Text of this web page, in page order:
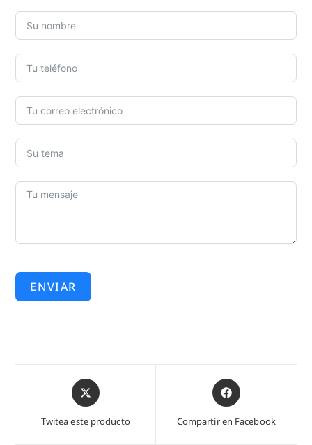
ENVIAR
Abre
en
nueva
Twitea este producto
Abre
en
nueva
Compartir en Facebook